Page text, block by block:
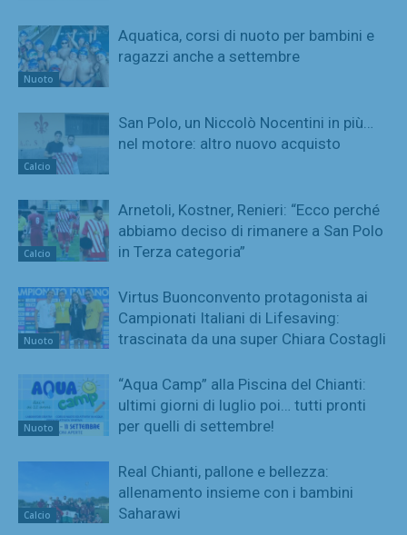
Nuoto
Aquatica, corsi di nuoto per bambini e
ragazzi anche a settembre
Calcio
San Polo, un Niccolò Nocentini in più…
nel motore: altro nuovo acquisto
Calcio
Arnetoli, Kostner, Renieri: “Ecco perché
abbiamo deciso di rimanere a San Polo
in Terza categoria”
Nuoto
Virtus Buonconvento protagonista ai
Campionati Italiani di Lifesaving:
trascinata da una super Chiara Costagli
Nuoto
“Aqua Camp” alla Piscina del Chianti:
ultimi giorni di luglio poi… tutti pronti
per quelli di settembre!
Calcio
Real Chianti, pallone e bellezza:
allenamento insieme con i bambini
Saharawi